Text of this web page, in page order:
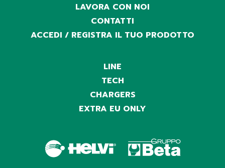
LAVORA CON NOI
CONTATTI
ACCEDI / REGISTRA IL TUO PRODOTTO
LINE
TECH
CHARGERS
EXTRA EU ONLY